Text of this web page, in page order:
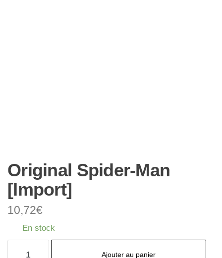
Original Spider-Man
[Import]
10,72€
En stock
Ajouter au panier